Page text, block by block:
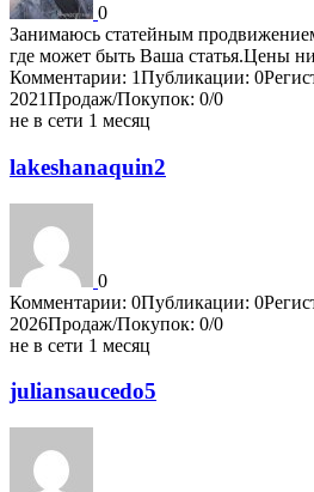
0
Занимаюсь статейным
где может быть Ваша статья.Цены
Комментарии: 1Публикации: 0
2021Продаж/Покупок: 0/0
не в сети 1 месяц
lakeshanaquin2
0
Комментарии: 0Публикации: 0
2026Продаж/Покупок: 0/0
не в сети 1 месяц
juliansaucedo5